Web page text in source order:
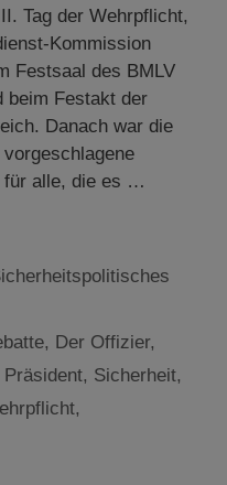
Tag der Wehrpflicht,
Kommission
Festsaal des BMLV
beim Festakt der
Danach war die
für alle, die es …
, Der Offizier,
Präsident, Sicherheit,
,